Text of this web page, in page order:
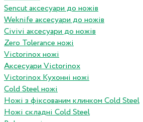
Sencut аксесуари до ножів
Weknife аксесуари до ножів
Civivi аксесуари до ножів
Zero Tolerance ножі
Victorinox ножі
Аксесуари Victorinox
Victorinox Кухонні ножі
Cold Steel ножі
Ножі з фіксованим клинком Cold Steel
Ножі складні Cold Steel